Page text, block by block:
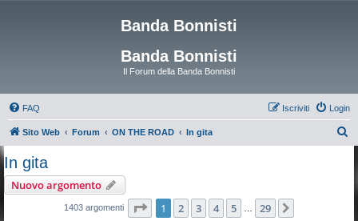
Banda Bonnisti
Banda Bonnisti
Il Forum della Banda Bonnisti
FAQ Login
Iscriviti
Sito Web Forum ON THE ROAD In gita
In gita
Nuovo argomento
1403 argomenti Pagina di 29
1 2 3 4 5 29